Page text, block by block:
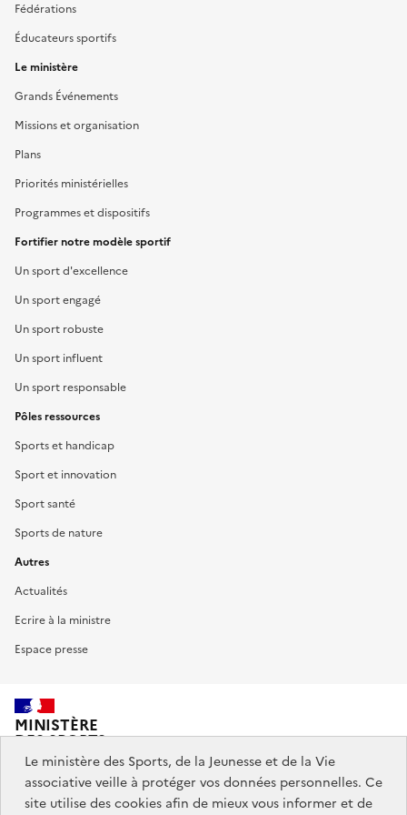
Fédérations
Éducateurs sportifs
Le ministère
Grands Événements
Missions et organisation
Plans
Priorités ministérielles
Programmes et dispositifs
Fortifier notre modèle sportif
Un sport d'excellence
Un sport engagé
Un sport robuste
Un sport influent
Un sport responsable
Pôles ressources
Sports et handicap
Sport et innovation
Sport santé
Sports de nature
Autres
Actualités
Ecrire à la ministre
Espace presse
MINISTÈRE
DES SPORTS,
DE LA JEUNESSE
ET DE LA VIE ASSOCIATIVE
Le ministère des Sports, de la Jeunesse et de la Vie
associative veille à protéger vos données personnelles. Ce
site utilise des cookies afin de mieux vous informer et de